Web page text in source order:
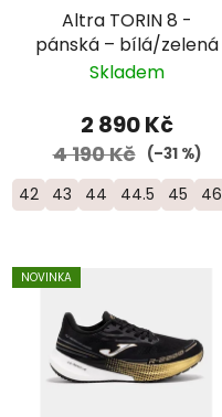
Altra TORIN 8 -
pánská – bílá/zelená
Skladem
2 890 Kč
4 190 Kč (–31 %)
42 43 44 44.5 45 46
NOVINKA